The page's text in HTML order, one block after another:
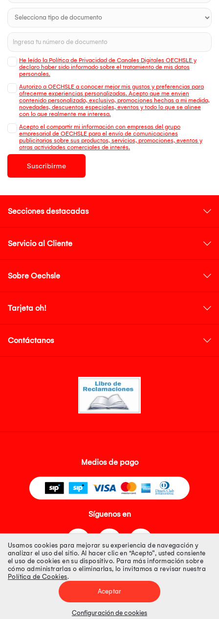
He leído la Política de Privacidad de Canales Digitales OECHSLE y
declaro haber sido informado sobre el tratamiento de mis datos
personales.
Autorizo a OECHSLE a conocer mejor mis gustos y preferencias para
ofrecerme experiencias personalizadas. Acepto que me envien
contenido personalizado, exclusivo, promociones hechas a mi medida,
novedades, descuentos especiales, eventos y todo lo que se alinee
con lo que realmente me interesa.
Acepto el compartir mi información con empresas del grupo
empresarial de OECHSLE para el envío de comunicaciones
publicitarias sobre sus productos, servicios, promociones, eventos y
otras actividades comerciales de interés.
Suscribirme
Secciones destacadas
Servicio al Cliente
Sobre Oechsle
Tarjeta oh!
Contáctanos
Medios de pago
Síguenos en
Tienda 100% Segura
Tiendas Peruanas S.A. R.U.C. Nº 20493020618. Todos los derechos
Precios disponibles solo en www.oechsle.pe. Precios online publicados
Usamos cookies para mejorar su experiencia de navegación y
analizar el uso del sitio. Al hacer clic en “Acepto”, usted consiente
el uso de cookies en su dispositivo. Para más información sobre
cómo administrarlas o eliminarlas, lo invitamos a revisar nuestra
Política de Cookies.
Aceptar
Configuración de cookies